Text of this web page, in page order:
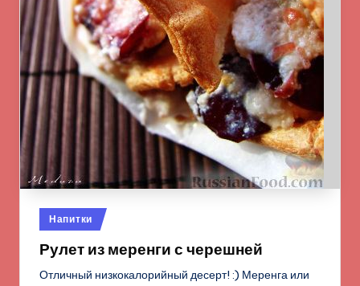
Опубликовано
в
Напитки
Рулет из меренги с черешней
Отличный низкокалорийный десерт! :) Меренга или